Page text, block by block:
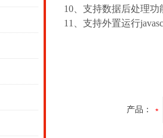
10、支持数据后处理功
11、支持外置运行
产品：